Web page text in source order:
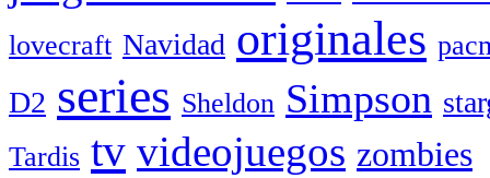
lovecraft Navidad originales
D2 series Sheldon Simpson
Tardis tv videojuegos zombies